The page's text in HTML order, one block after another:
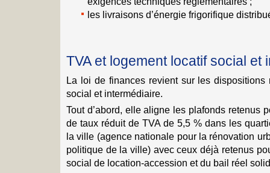
les livraisons d’énergie frigorifique
TVA et logement locatif social et
La loi de finances revient sur les dispositions
social et intermédiaire.
Tout d’abord, elle aligne les plafonds retenus
de taux réduit de TVA de 5,5 % dans les
la ville (agence nationale pour la rénovation
politique de la ville) avec ceux déjà retenus
social de location-accession et du bail réel